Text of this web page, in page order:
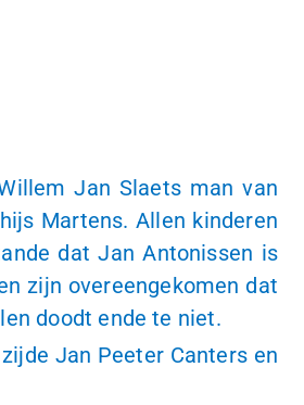
Jan Slaets man van
Martens. Allen kinderen
dat Jan Antonissen is
zijn overeengekomen dat
doodt ende te niet.
Jan Peeter Canters en